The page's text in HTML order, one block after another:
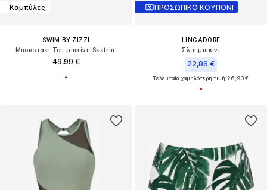
Καμπύλες
SWIM BY ZIZZI
Μπουστάκι Τοπ μπικίνι 'Skatrin'
49,99 €
ΠΡΟΣΩΠΙΚΟ ΚΟΥΠΟΝΙ
LINGADORE
Σλιπ μπικίνι
22,86 €
Τελευταία χαμηλότερη τιμή:26,90 €